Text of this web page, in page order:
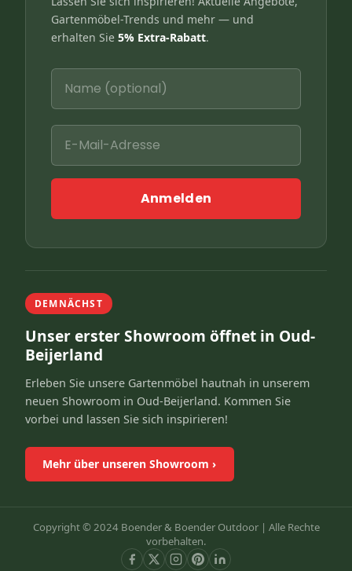
Gartenmöbel-Trends und mehr — und
erhalten Sie 5% Extra-Rabatt.
Anmelden
DEMNÄCHST
Unser erster Showroom öffnet in Oud-
Beijerland
Erleben Sie unsere Gartenmöbel hautnah in unserem
neuen Showroom in Oud-Beijerland. Kommen Sie
vorbei und lassen Sie sich inspirieren!
Mehr über unseren Showroom ›
Copyright © 2024 Boender & Boender Outdoor | Alle Rechte
vorbehalten.